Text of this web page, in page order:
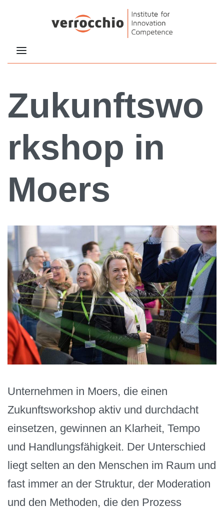
Zukunftswo
rkshop in
Moers
Unternehmen in Moers, die einen
Zukunftsworkshop aktiv und durchdacht
einsetzen, gewinnen an Klarheit, Tempo
und Handlungsfähigkeit. Der Unterschied
liegt selten an den Menschen im Raum und
fast immer an der Struktur, der Moderation
und den Methoden, die den Prozess